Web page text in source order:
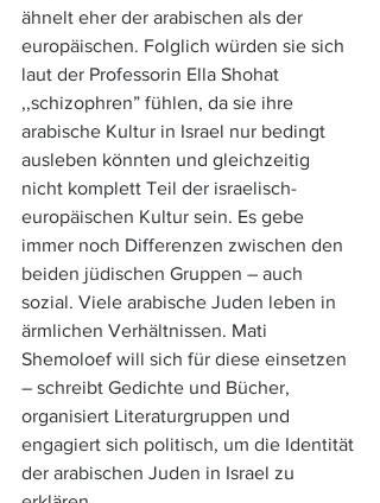
ähnelt eher der arabischen als der
europäischen. Folglich würden sie sich
laut der Professorin Ella Shohat
,,schizophren” fühlen, da sie ihre
arabische Kultur in Israel nur bedingt
ausleben könnten und gleichzeitig
nicht komplett Teil der israelisch-
europäischen Kultur sein. Es gebe
immer noch Differenzen zwischen den
beiden jüdischen Gruppen – auch
sozial. Viele arabische Juden leben in
ärmlichen Verhältnissen. Mati
Shemoloef will sich für diese einsetzen
– schreibt Gedichte und Bücher,
organisiert Literaturgruppen und
engagiert sich politisch, um die Identität
der arabischen Juden in Israel zu